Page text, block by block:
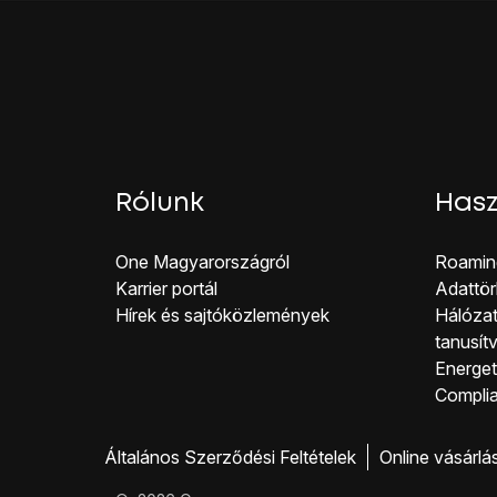
Rólunk
One Magyar országról
Karrier portál
Hírek és sajtóközlemények
Co
Általános Szerződési Feltételek Online